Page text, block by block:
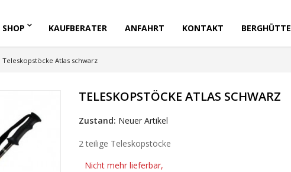
SHOP KAUFBERATER ANFAHRT KONTAKT BERGHÜTTE
Teleskopstöcke Atlas schwarz
TELESKOPSTÖCKE ATLAS SCHWARZ
Zustand: Neuer Artikel
2 teilige Teleskopstöcke
Nicht mehr lieferbar,